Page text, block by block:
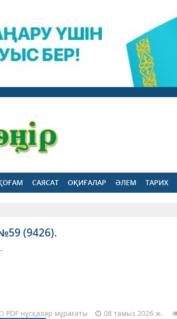
САЯСАТ ОҚИҒАЛАР ӘЛЕМ ТАРИХ
(9426).
PDF нұсқалар мұрағаты 08 тамыз 2026 ж.